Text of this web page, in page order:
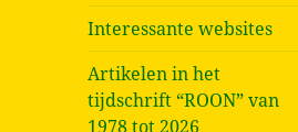
Interessante websites
Artikelen in het
tijdschrift “ROON” van
1978 tot 2026